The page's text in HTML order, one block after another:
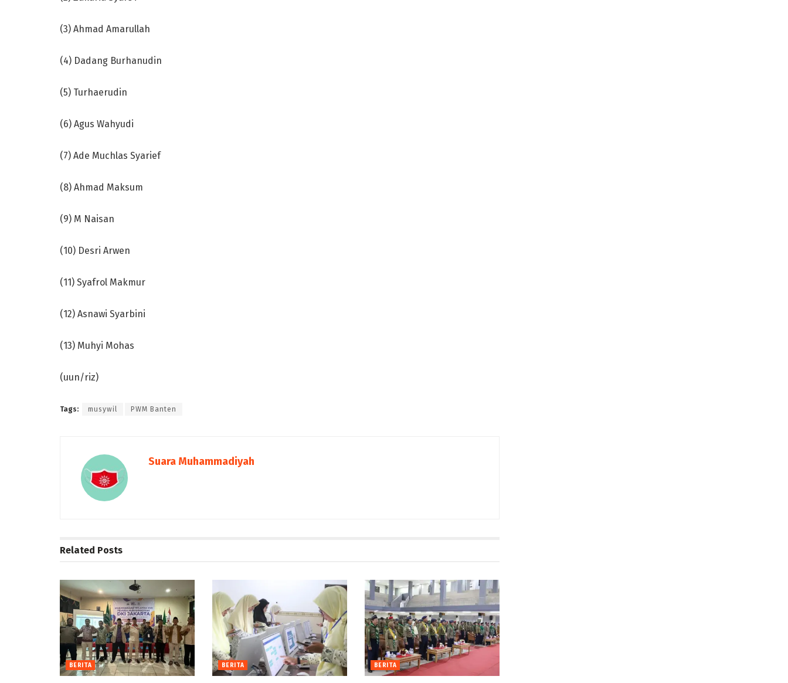
(3) Ahmad Amarullah
(4) Dadang Burhanudin
(5) Turhaerudin
(6) Agus Wahyudi
(7) Ade Muchlas Syarief
(8) Ahmad Maksum
(9) M Naisan
(10) Desri Arwen
(11) Syafrol Makmur
(12) Asnawi Syarbini
(13) Muhyi Mohas
(uun/riz)
Tags: musywil PWM Banten
Suara Muhammadiyah
Related Posts
BERITA BERITA BERITA